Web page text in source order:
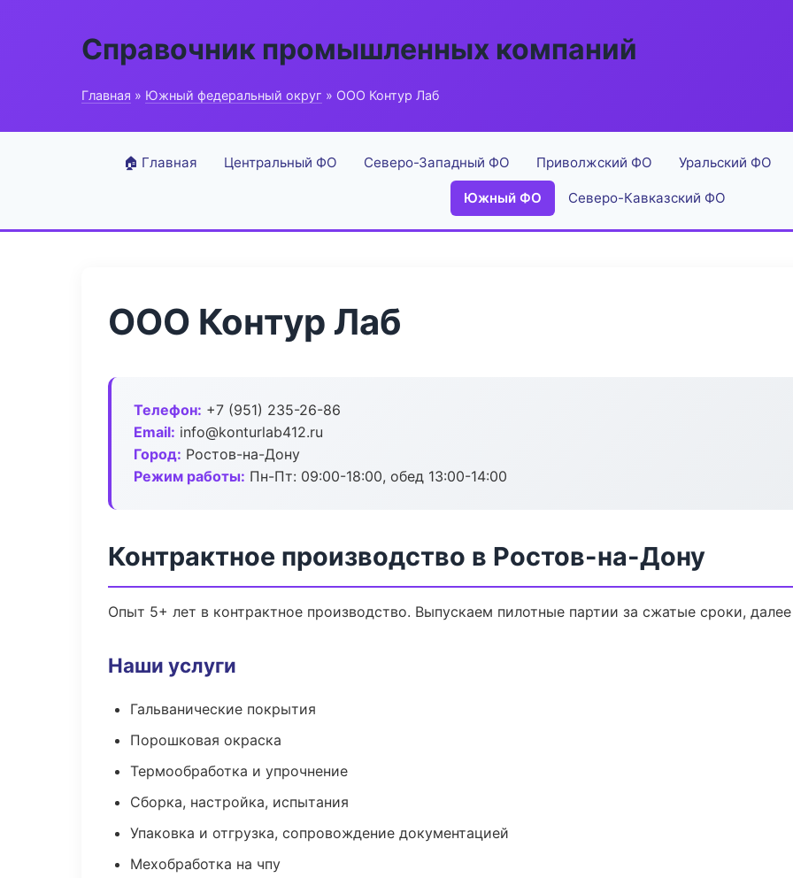
Справочник промышленных компаний
Главная » Южный федеральный округ » ООО Контур Лаб
🏠 Главная Центральный ФО Северо-Западный ФО Приволжский ФО Уральский ФО
Южный ФО Северо-Кавказский ФО
ООО Контур Лаб
Телефон: +7 (951) 235-26-86
Email: info@konturlab412.ru
Город: Ростов-на-Дону
Режим работы: Пн-Пт: 09:00-18:00, обед 13:00-14:00
Контрактное производство в Ростов-на-Дону
Опыт 5+ лет в контрактное производство. Выпускаем пилотные партии за сжатые сроки,
Наши услуги
Гальванические покрытия
Порошковая окраска
Термообработка и упрочнение
Сборка, настройка, испытания
Упаковка и отгрузка, сопровождение документацией
Мехобработка на чпу